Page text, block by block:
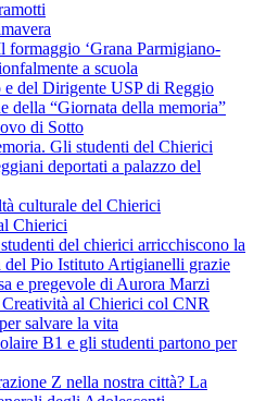
formaggio ‘Grana Parmigiano-
a scuola
e del Dirigente USP di Reggio
della “Giornata della memoria”
di Sotto
Gli studenti del Chierici
deportati a palazzo del
culturale del Chierici
Chierici
del chierici arricchiscono la
del Pio Istituto Artigianelli grazie
e pregevole di Aurora Marzi
al Chierici col CNR
salvare la vita
B1 e gli studenti partono per
Z nella nostra città? La